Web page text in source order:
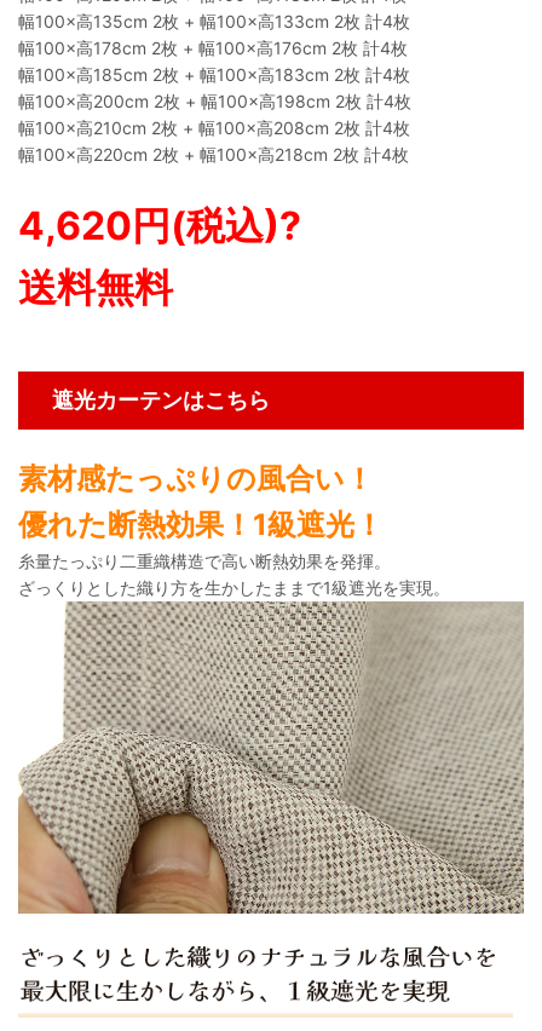
幅100×高135cm 2枚 + 幅100×高133cm 2枚 計4枚
幅100×高178cm 2枚 + 幅100×高176cm 2枚 計4枚
幅100×高185cm 2枚 + 幅100×高183cm 2枚 計4枚
幅100×高200cm 2枚 + 幅100×高198cm 2枚 計4枚
幅100×高210cm 2枚 + 幅100×高208cm 2枚 計4枚
幅100×高220cm 2枚 + 幅100×高218cm 2枚 計4枚
4,620円(税込)?
送料無料
遮光カーテンはこちら
素材感たっぷりの風合い！
優れた断熱効果！1級遮光！
糸量たっぷり二重織構造で高い断熱効果を発揮。
ざっくりとした織り方を生かしたままで1級遮光を実現。